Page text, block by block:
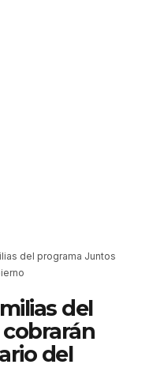
del programa Juntos
del
del